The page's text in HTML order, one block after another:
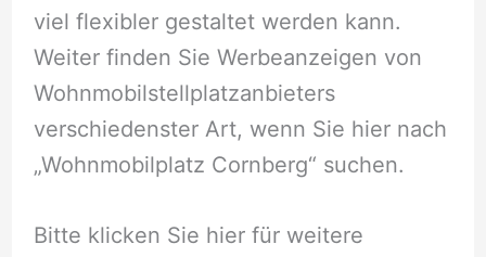
viel flexibler gestaltet werden kann.
Weiter finden Sie Werbeanzeigen von
Wohnmobilstellplatzanbieters
verschiedenster Art, wenn Sie hier nach
„Wohnmobilplatz Cornberg“ suchen.
Bitte klicken Sie hier für weitere